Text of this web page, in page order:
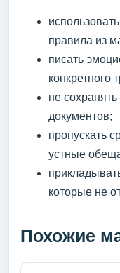
правила из
писать
конкретного
не
документов;
пропускать
устные
которые не
Похожие